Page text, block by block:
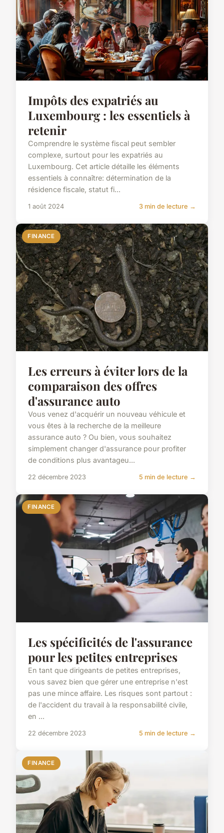
Impôts des expatriés au
Luxembourg : les essentiels à
retenir
Comprendre le système fiscal peut sembler
complexe, surtout pour les expatriés au
Luxembourg. Cet article détaille les éléments
essentiels à connaître: détermination de la
résidence fiscale, statut fi...
1 août 2024 3 min de lecture →
FINANCE
Les erreurs à éviter lors de la
comparaison des offres
d'assurance auto
Vous venez d'acquérir un nouveau véhicule et
vous êtes à la recherche de la meilleure
assurance auto ? Ou bien, vous souhaitez
simplement changer d'assurance pour profiter
de conditions plus avantageu...
22 décembre 2023 5 min de lecture →
FINANCE
Les spécificités de l'assurance
pour les petites entreprises
En tant que dirigeants de petites entreprises,
vous savez bien que gérer une entreprise n'est
pas une mince affaire. Les risques sont partout :
de l'accident du travail à la responsabilité civile,
en ...
22 décembre 2023 5 min de lecture →
FINANCE